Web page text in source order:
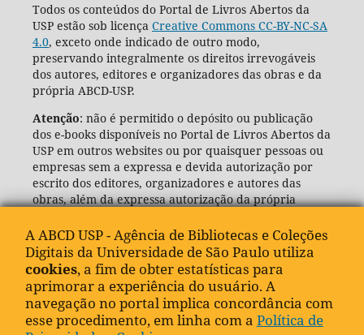
Todos os conteúdos do Portal de Livros Abertos da
USP estão sob licença Creative Commons CC-BY-NC-SA
4.0, exceto onde indicado de outro modo,
preservando integralmente os direitos irrevogáveis
dos autores, editores e organizadores das obras e da
própria ABCD-USP.
Atenção: não é permitido o depósito ou publicação
dos e-books disponíveis no Portal de Livros Abertos da
USP em outros websites ou por quaisquer pessoas ou
empresas sem a expressa e devida autorização por
escrito dos editores, organizadores e autores das
obras, além da expressa autorização da própria
(ABCD-USP).
A ABCD USP - Agência de Bibliotecas e Coleções
Digitais da Universidade de São Paulo utiliza
cookies, a fim de obter estatísticas para
aprimorar a experiência do usuário. A
navegação no portal implica concordância com
esse procedimento, em linha com a Política de